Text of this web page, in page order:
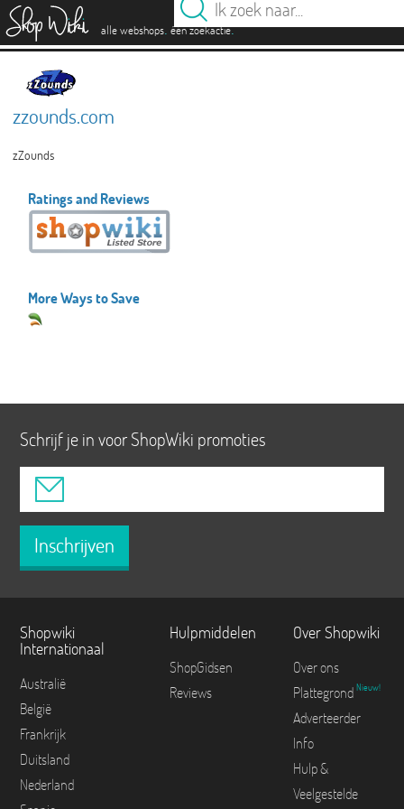
alle webshops. één zoekactie.
zzounds.com
zZounds
Ratings and Reviews
More Ways to Save
Schrijf je in voor ShopWiki promoties
Inschrijven
Shopwiki
Internationaal
Australië
België
Frankrijk
Duitsland
Nederland
Hulpmiddelen
ShopGidsen
Reviews
Over Shopwiki
Over ons
Plattegrond Nieuw!
Adverteerder
Info
Hulp &
Veelgestelde